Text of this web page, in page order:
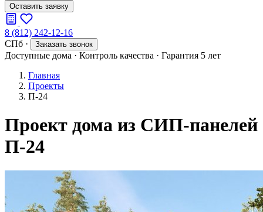
Оставить заявку
8 (812) 242-12-16
СПб · Заказать звонок
Доступные дома · Контроль качества · Гарантия 5 лет
Главная
Проекты
П-24
Проект дома из СИП-панелей
П-24